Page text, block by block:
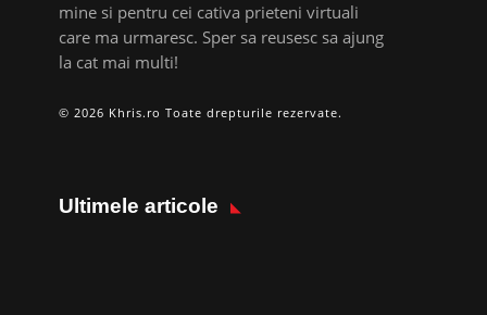
mine si pentru cei cativa prieteni virtuali
care ma urmaresc. Sper sa reusesc sa ajung
la cat mai multi!
© 2026 Khris.ro Toate drepturile rezervate.
Ultimele articole